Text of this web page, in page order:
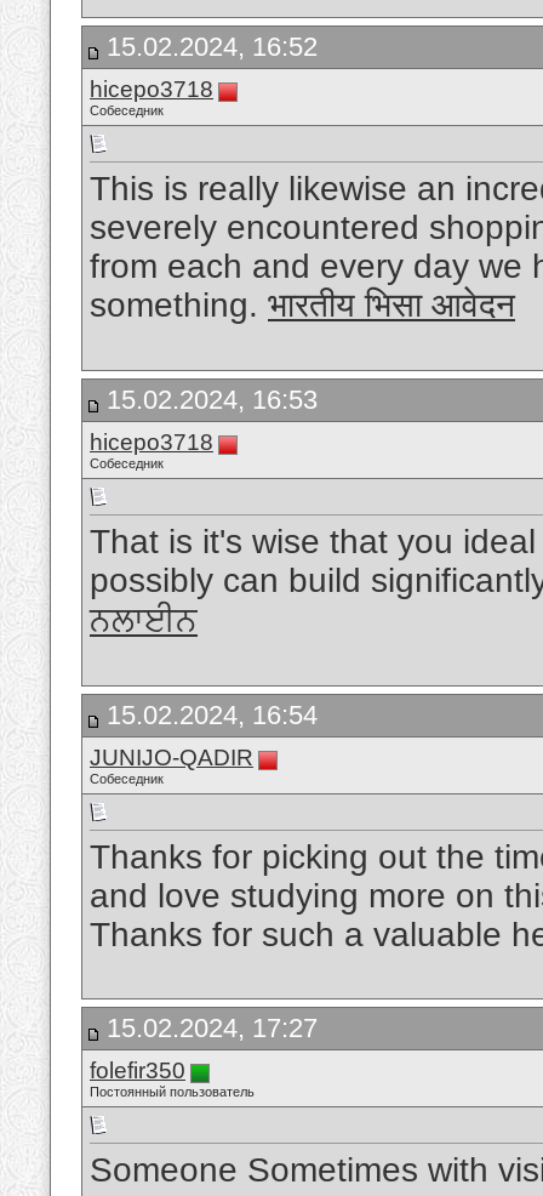
15.02.2024, 16:52
hicepo3718
Собеседник
This is really likewise an
severely encountered
from each and every day we
something. भारतीय भिसा आवेदन
15.02.2024, 16:53
hicepo3718
Собеседник
That is it's wise that you
possibly can build
ਨਲਾਈਨ
15.02.2024, 16:54
JUNIJO-QADIR
Собеседник
Thanks for picking out the
and love studying more on
Thanks for such a valuable
15.02.2024, 17:27
folefir350
Постоянный пользователь
Someone Sometimes with